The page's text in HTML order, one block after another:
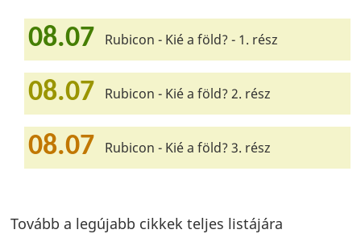
08.07 Rubicon - Kié a föld? - 1. rész
08.07 Rubicon - Kié a föld? 2. rész
08.07 Rubicon - Kié a föld? 3. rész
Tovább a legújabb cikkek teljes listájára